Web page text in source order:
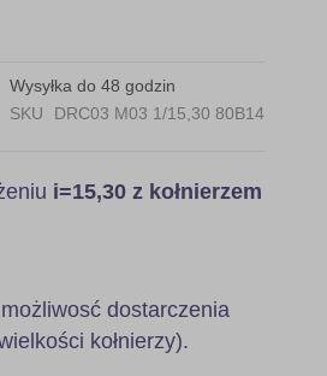
Wysyłka do 48 godzin
SKU
DRC03 M03 1/15,30 80B14
i=15,30 z kołnierzem
dostarczenia
kołnierzy).